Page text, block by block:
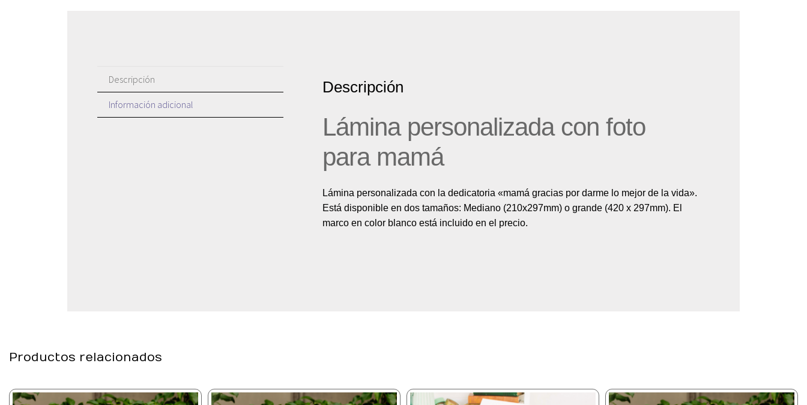
Descripción
Información adicional
Descripción
Lámina personalizada con foto
para mamá
Lámina personalizada con la dedicatoria «mamá gracias por darme lo mejor de la vida».
Está disponible en dos tamaños: Mediano (210x297mm) o grande (420 x 297mm). El
marco en color blanco está incluido en el precio.
Productos relacionados